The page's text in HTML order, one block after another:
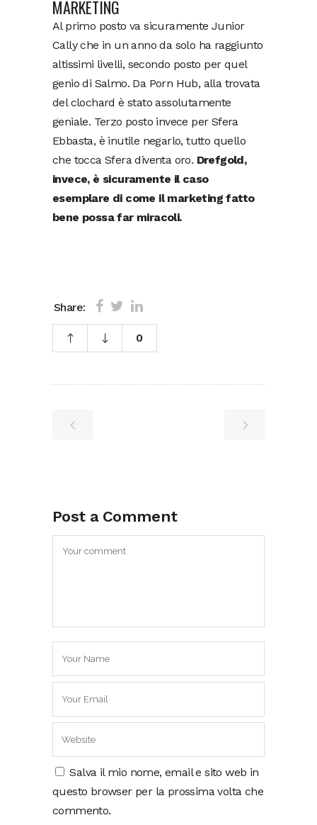
MARKETING
Al primo posto va sicuramente Junior
Cally che in un anno da solo ha raggiunto
altissimi livelli, secondo posto per quel
genio di Salmo. Da Porn Hub, alla trovata
del clochard è stato assolutamente
geniale. Terzo posto invece per Sfera
Ebbasta, è inutile negarlo, tutto quello
che tocca Sfera diventa oro. Drefgold,
invece, è sicuramente il caso
esemplare di come il marketing fatto
bene possa far miracoli.
Share:
0
Post a Comment
Salva il mio nome, email e sito web in
questo browser per la prossima volta che
commento.